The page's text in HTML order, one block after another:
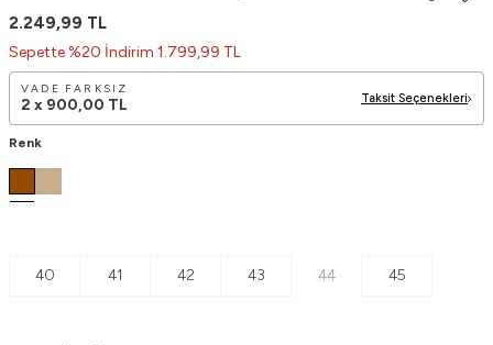
2.249,99 TL
Sepette %20 İndirim 1.799,99 TL
VADE FARKSIZ
2 x 900,00 TL Taksit Seçenekleri
Renk
40 41 42 43 44 45